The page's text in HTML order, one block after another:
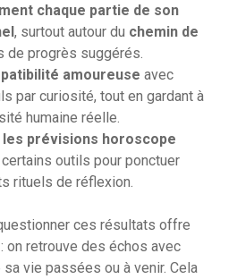
chaque partie de son
, surtout autour du chemin de
de progrès suggérés.
amoureuse avec
par curiosité, tout en gardant à
humaine réelle.
les prévisions horoscope
outils pour ponctuer
rituels de réflexion.
ces résultats offre
on retrouve des échos avec
vie passées ou à venir. Cela